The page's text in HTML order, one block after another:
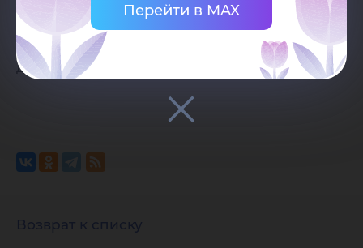
Перейти в MAX
университета. Ссылка должна находиться
непосредственно рядом с материалом,
должна быть видимой и прямой.
Возврат к списку